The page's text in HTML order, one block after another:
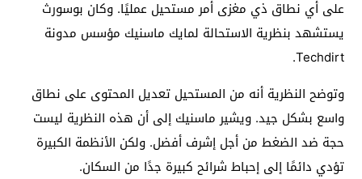
على أي نطاق ذي مغزى أمر مستحيل عمليًا. وكان بوسورث
يستشهد بنظرية الاستحالة لمايك ماسنيك مؤسس مدونة
Techdirt.
وتوضح النظرية أنه من المستحيل تعديل المحتوى على نطاق
واسع بشكل جيد. ويشير ماسنيك إلى أن هذه النظرية ليست
حجة ضد الضغط من أجل إشرف أفضل. ولكن الأنظمة الكبيرة
تؤدي دائمًا إلى إحباط شرائح كبيرة جدًا من السكان.